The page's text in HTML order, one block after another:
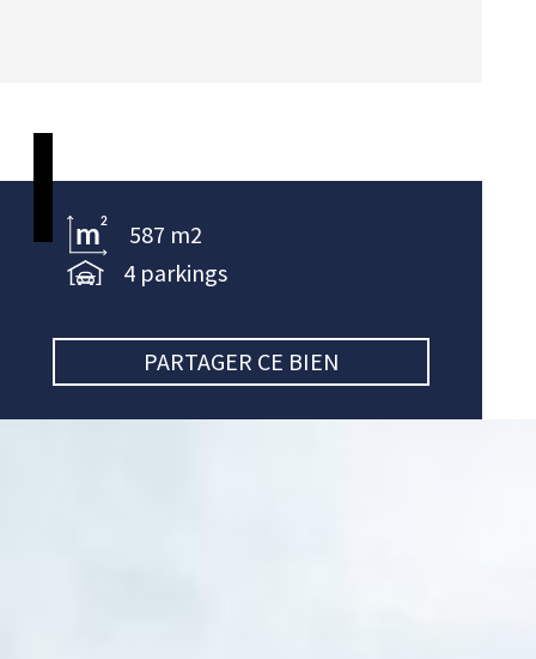
587 m2
4 parkings
PARTAGER CE BIEN